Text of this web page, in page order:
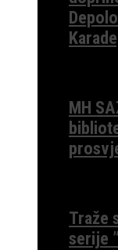
MH
Traže
serije